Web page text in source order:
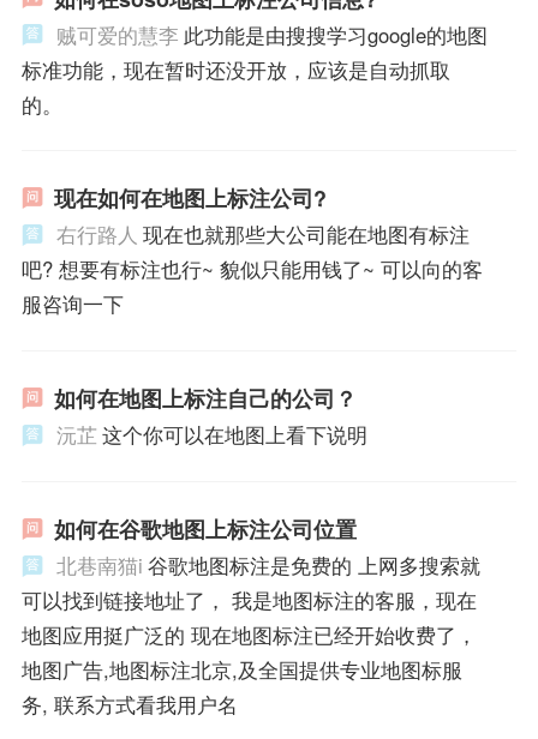
贼可爱的慧李 此功能是由搜搜学习google的地图
标准功能，现在暂时还没开放，应该是自动抓取
的。
现在如何在地图上标注公司?
右行路人 现在也就那些大公司能在地图有标注
吧? 想要有标注也行~ 貌似只能用钱了~ 可以向的客
服咨询一下
如何在地图上标注自己的公司？
沅芷 这个你可以在地图上看下说明
如何在谷歌地图上标注公司位置
北巷南猫i 谷歌地图标注是免费的 上网多搜索就
可以找到链接地址了， 我是地图标注的客服，现在
地图应用挺广泛的 现在地图标注已经开始收费了，
地图广告,地图标注北京,及全国提供专业地图标服
务, 联系方式看我用户名